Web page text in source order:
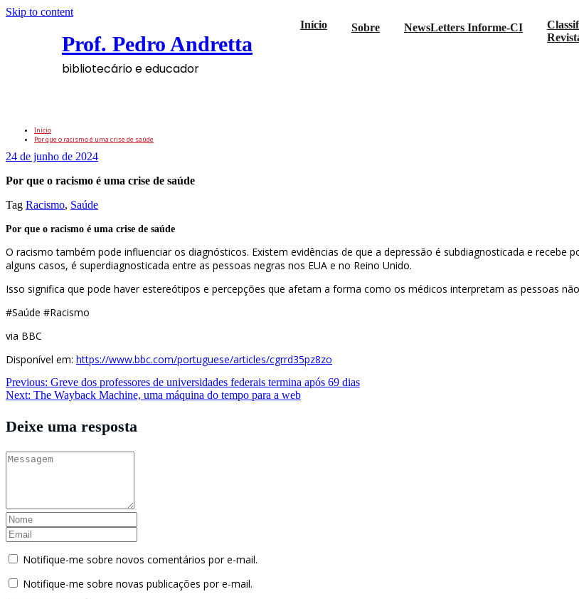
Skip to content
Prof. Pedro Andretta
bibliotecário e educador
Início Sobre NewsLetters Informe-CI
Início
Por que o racismo é uma crise de saúde
24 de junho de 2024
Por que o racismo é uma crise de saúde
Tag Racismo, Saúde
Por que o racismo é uma crise de saúde
O racismo também pode influenciar os diagnósticos. Existem evidências de que a depressão é subdiagnosticada e
alguns casos, é superdiagnosticada entre as pessoas negras nos EUA e no Reino Unido.
Isso significa que pode haver estereótipos e percepções que afetam a forma como os médicos interpretam as pessoas
#Saúde #Racismo
via BBC
Disponível em: https://www.bbc.com/portuguese/articles/cgrrd35pz8zo
Navegação
de
Post
Previous: Greve dos professores de universidades federais termina após 69 dias
Next: The Wayback Machine, uma máquina do tempo para a web
Deixe uma resposta
Notifique-me sobre novos comentários por e-mail.
Notifique-me sobre novas publicações por e-mail.